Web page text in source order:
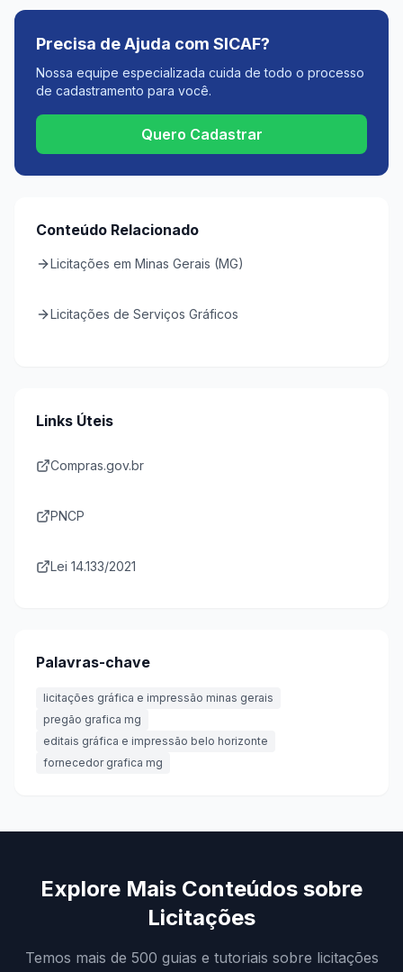
Precisa de Ajuda com SICAF?
Nossa equipe especializada cuida de todo o processo
de cadastramento para você.
Quero Cadastrar
Conteúdo Relacionado
Licitações em Minas Gerais (MG)
Licitações de Serviços Gráficos
Links Úteis
Compras.gov.br
PNCP
Lei 14.133/2021
Palavras-chave
licitações gráfica e impressão minas gerais
pregão grafica mg
editais gráfica e impressão belo horizonte
fornecedor grafica mg
Explore Mais Conteúdos sobre
Licitações
Temos mais de 500 guias e tutoriais sobre licitações